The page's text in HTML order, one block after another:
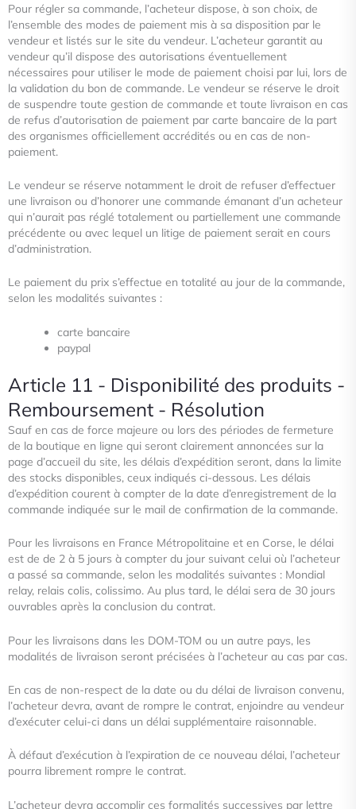
Pour régler sa commande, l’acheteur dispose, à son choix, de
l’ensemble des modes de paiement mis à sa disposition par le
vendeur et listés sur le site du vendeur. L’acheteur garantit au
vendeur qu’il dispose des autorisations éventuellement
nécessaires pour utiliser le mode de paiement choisi par lui, lors de
la validation du bon de commande. Le vendeur se réserve le droit
de suspendre toute gestion de commande et toute livraison en cas
de refus d’autorisation de paiement par carte bancaire de la part
des organismes officiellement accrédités ou en cas de non-
paiement.
Le vendeur se réserve notamment le droit de refuser d’effectuer
une livraison ou d’honorer une commande émanant d’un acheteur
qui n’aurait pas réglé totalement ou partiellement une commande
précédente ou avec lequel un litige de paiement serait en cours
d’administration.
Le paiement du prix s’effectue en totalité au jour de la commande,
selon les modalités suivantes :
carte bancaire
paypal
Article 11 - Disponibilité des produits -
Remboursement - Résolution
Sauf en cas de force majeure ou lors des périodes de fermeture
de la boutique en ligne qui seront clairement annoncées sur la
page d’accueil du site, les délais d’expédition seront, dans la limite
des stocks disponibles, ceux indiqués ci-dessous. Les délais
d’expédition courent à compter de la date d’enregistrement de la
commande indiquée sur le mail de confirmation de la commande.
Pour les livraisons en France Métropolitaine et en Corse, le délai
est de de 2 à 5 jours à compter du jour suivant celui où l’acheteur
a passé sa commande, selon les modalités suivantes : Mondial
relay, relais colis, colissimo. Au plus tard, le délai sera de 30 jours
ouvrables après la conclusion du contrat.
Pour les livraisons dans les DOM-TOM ou un autre pays, les
modalités de livraison seront précisées à l’acheteur au cas par cas.
En cas de non-respect de la date ou du délai de livraison convenu,
l’acheteur devra, avant de rompre le contrat, enjoindre au vendeur
d’exécuter celui-ci dans un délai supplémentaire raisonnable.
À défaut d’exécution à l’expiration de ce nouveau délai, l’acheteur
pourra librement rompre le contrat.
L’acheteur devra accomplir ces formalités successives par lettre